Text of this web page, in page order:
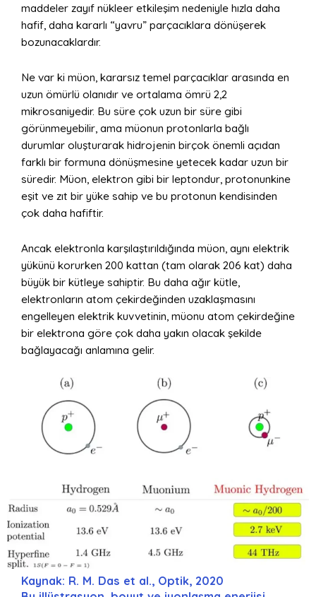
maddeler zayıf nükleer etkileşim nedeniyle hızla daha
hafif, daha kararlı “yavru” parçacıklara dönüşerek
bozunacaklardır.
Ne var ki müon, kararsız temel parçacıklar arasında en
uzun ömürlü olanıdır ve ortalama ömrü 2,2
mikrosaniyedir. Bu süre çok uzun bir süre gibi
görünmeyebilir, ama müonun protonlarla bağlı
durumlar oluşturarak hidrojenin birçok önemli açıdan
farklı bir formuna dönüşmesine yetecek kadar uzun bir
süredir. Müon, elektron gibi bir leptondur, protonunkine
eşit ve zıt bir yüke sahip ve bu protonun kendisinden
çok daha hafiftir.
Ancak elektronla karşılaştırıldığında müon, aynı elektrik
yükünü korurken 200 kattan (tam olarak 206 kat) daha
büyük bir kütleye sahiptir. Bu daha ağır kütle,
elektronların atom çekirdeğinden uzaklaşmasını
engelleyen elektrik kuvvetinin, müonu atom çekirdeğine
bir elektrona göre çok daha yakın olacak şekilde
bağlayacağı anlamına gelir.
Kaynak: R. M. Das et al., Optik, 2020